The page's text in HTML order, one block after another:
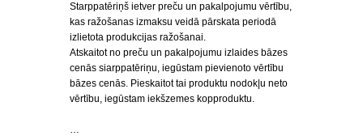
Starppatēriņš ietver preču un pakalpojumu vērtību,
kas ražošanas izmaksu veidā pārskata periodā
izlietota produkcijas ražošanai.
Atskaitot no preču un pakalpojumu izlaides bāzes
cenās siarppatēriņu, iegūstam pievienoto vērtību
bāzes cenās. Pieskaitot tai produktu nodok|u neto
vērtību, iegūstam iekšzemes kopproduktu.
…